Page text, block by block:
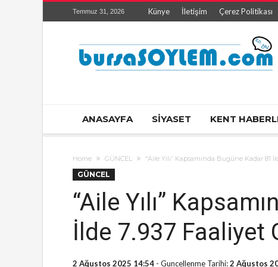
Temmuz 31, 2026 Künye İletişim Çerez Politikası
ANASAYFA SİYASET KENT
Home GÜNCEL “Aile Yılı” Kapsamında Bugüne Kadar 81
GÜNCEL
“Aile Yılı”
İlde 7.937 Faaliyet
2 Ağustos 2025 14:54 - Guncellenme Tarihi:2 Ağustos